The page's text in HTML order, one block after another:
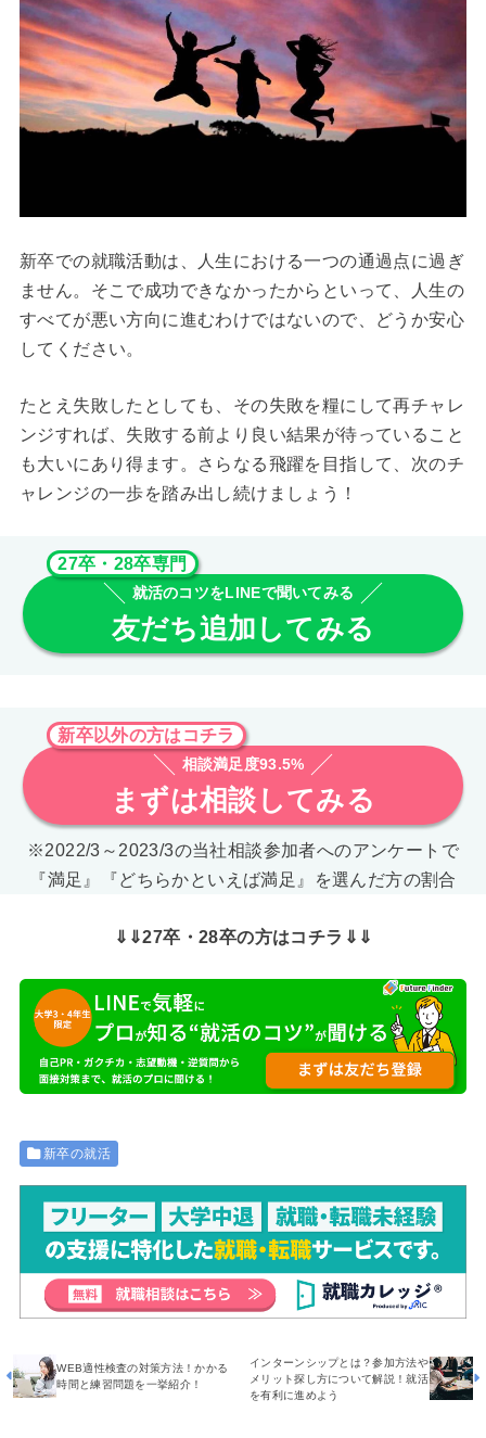
新卒での就職活動は、人生における一つの通過点に過ぎ
ません。そこで成功できなかったからといって、人生の
すべてが悪い方向に進むわけではないので、どうか安心
してください。
たとえ失敗したとしても、その失敗を糧にして再チャレ
ンジすれば、失敗する前より良い結果が待っていること
も大いにあり得ます。さらなる飛躍を目指して、次のチ
ャレンジの一歩を踏み出し続けましょう！
27卒・28卒専門
就活のコツをLINEで聞いてみる
友だち追加してみる
新卒以外の方はコチラ
相談満足度93.5%
まずは相談してみる
※2022/3～2023/3の当社相談参加者へのアンケートで
『満足』『どちらかといえば満足』を選んだ方の割合
⇓⇓27卒・28卒の方はコチラ⇓⇓
新卒の就活
WEB適性検査の対策方法！かかる
時間と練習問題を一挙紹介！
インターンシップとは？参加方法や
メリット探し方について解説！就活
を有利に進めよう